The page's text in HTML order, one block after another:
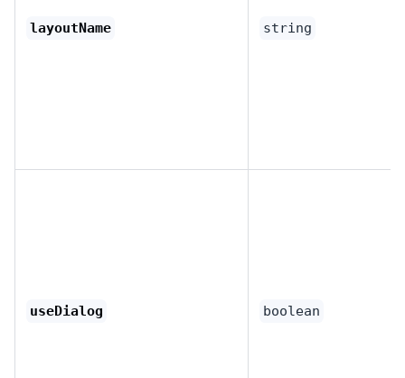
layoutName string
useDialog boolean